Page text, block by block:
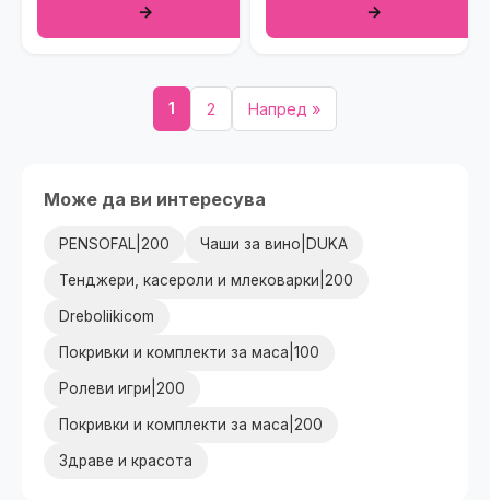
→
→
1 2 Напред »
Може да ви интересува
PENSOFAL|200 Чаши за вино|DUKA
Тенджери, касероли и млековарки|200
Dreboliikicom
Покривки и комплекти за маса|100
Ролеви игри|200
Покривки и комплекти за маса|200
Здраве и красота